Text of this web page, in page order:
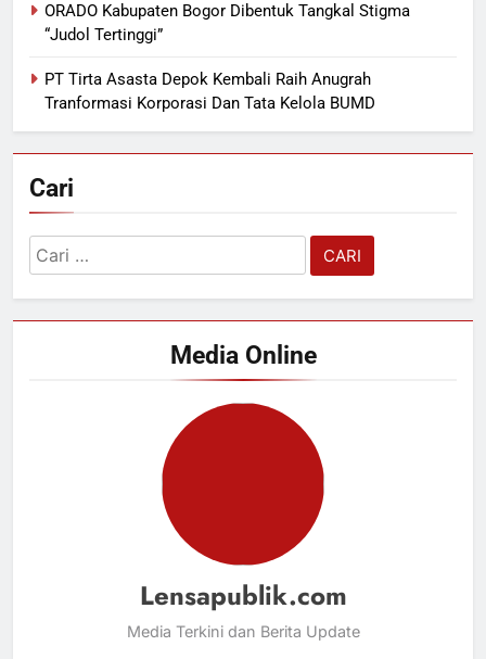
ORADO Kabupaten Bogor Dibentuk Tangkal Stigma
“Judol Tertinggi”
PT Tirta Asasta Depok Kembali Raih Anugrah
Tranformasi Korporasi Dan Tata Kelola BUMD
Cari
Cari
untuk:
Media Online
Lensapublik.com
Media Terkini dan Berita Update